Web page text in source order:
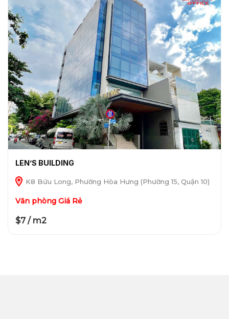
LEN’S BUILDING
K8 Bửu Long, Phường Hòa Hưng (Phường 15, Quận 10)
Văn phòng Giá Rẻ
$7 / m2